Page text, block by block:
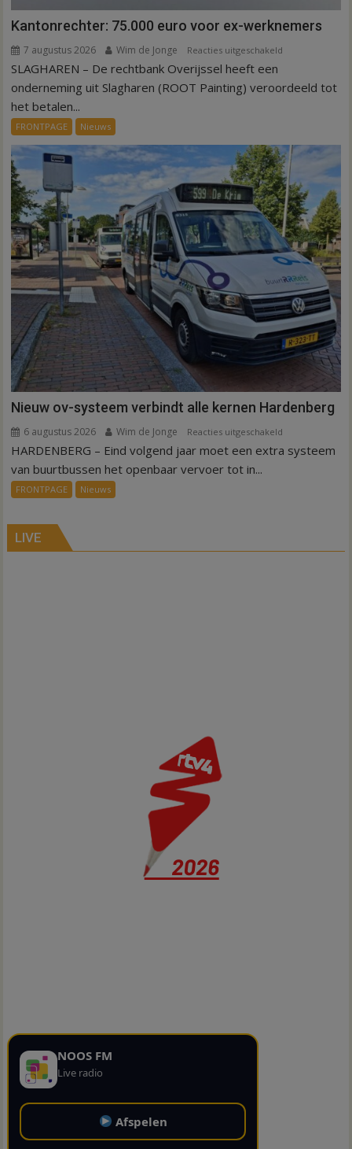
Kantonrechter: 75.000 euro voor ex-werknemers
7 augustus 2026 Wim de Jonge Reacties uitgeschakeld
75.000
werknemers
SLAGHAREN – De rechtbank Overijssel heeft een
onderneming uit Slagharen (ROOT Painting) veroordeeld tot
het betalen...
FRONTPAGE Nieuws
Nieuw ov-systeem verbindt alle kernen Hardenberg
6 augustus 2026 Wim de Jonge Reacties uitgeschakeld
Nieuw
Hardenberg
HARDENBERG – Eind volgend jaar moet een extra systeem
van buurtbussen het openbaar vervoer tot in...
FRONTPAGE Nieuws
LIVE
NOOS FM
Live radio
Afspelen